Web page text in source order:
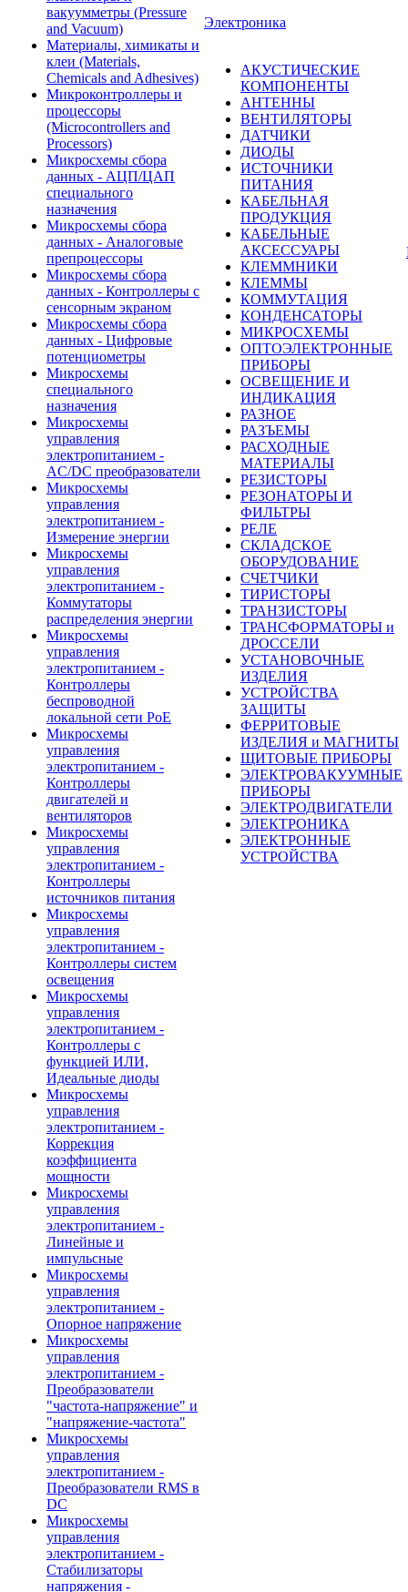
вакуумметры (Pressure
and Vacuum)
Материалы, химикаты и
клеи (Materials,
Chemicals and Adhesives)
Микроконтроллеры и
процессоры
(Microcontrollers and
Processors)
Микросхемы сбора
данных - АЦП/ЦАП
специального
назначения
Микросхемы сбора
данных - Аналоговые
препроцессоры
Микросхемы сбора
данных - Контроллеры с
сенсорным экраном
Микросхемы сбора
данных - Цифровые
потенциометры
Микросхемы
специального
назначения
Микросхемы
управления
электропитанием -
AC/DC преобразователи
Микросхемы
управления
электропитанием -
Измерение энергии
Микросхемы
управления
электропитанием -
Коммутаторы
распределения энергии
Микросхемы
управления
электропитанием -
Контроллеры
беспроводной
локальной сети PoE
Микросхемы
управления
электропитанием -
Контроллеры
двигателей и
вентиляторов
Микросхемы
управления
электропитанием -
Контроллеры
источников питания
Микросхемы
управления
электропитанием -
Контроллеры систем
освещения
Микросхемы
управления
электропитанием -
Контроллеры с
функцией ИЛИ,
Идеальные диоды
Микросхемы
управления
электропитанием -
Коррекция
коэффициента
мощности
Микросхемы
управления
электропитанием -
Линейные и
импульсные
Микросхемы
управления
электропитанием -
Опорное напряжение
Микросхемы
управления
электропитанием -
Преобразователи
"частота-напряжение" и
"напряжение-частота"
Микросхемы
управления
электропитанием -
Преобразователи RMS в
DC
Микросхемы
управления
электропитанием -
Стабилизаторы
напряжения -
Электроника
АКУСТИЧЕСКИЕ
КОМПОНЕНТЫ
АНТЕННЫ
ВЕНТИЛЯТОРЫ
ДАТЧИКИ
ДИОДЫ
ИСТОЧНИКИ
ПИТАНИЯ
КАБЕЛЬНАЯ
ПРОДУКЦИЯ
КАБЕЛЬНЫЕ
АКСЕССУАРЫ
КЛЕММНИКИ
КЛЕММЫ
КОММУТАЦИЯ
КОНДЕНСАТОРЫ
МИКРОСХЕМЫ
ОПТОЭЛЕКТРОННЫЕ
ПРИБОРЫ
ОСВЕЩЕНИЕ И
ИНДИКАЦИЯ
РАЗНОЕ
РАЗЪЕМЫ
РАСХОДНЫЕ
МАТЕРИАЛЫ
РЕЗИСТОРЫ
РЕЗОНАТОРЫ И
ФИЛЬТРЫ
РЕЛЕ
СКЛАДСКОЕ
ОБОРУДОВАНИЕ
СЧЕТЧИКИ
ТИРИСТОРЫ
ТРАНЗИСТОРЫ
ТРАНСФОРМАТОРЫ и
ДРОССЕЛИ
УСТАНОВОЧНЫЕ
ИЗДЕЛИЯ
УСТРОЙСТВА
ЗАЩИТЫ
ФЕРРИТОВЫЕ
ИЗДЕЛИЯ и МАГНИТЫ
ЩИТОВЫЕ ПРИБОРЫ
ЭЛЕКТРОВАКУУМНЫЕ
ПРИБОРЫ
ЭЛЕКТРОДВИГАТЕЛИ
ЭЛЕКТРОНИКА
ЭЛЕКТРОННЫЕ
УСТРОЙСТВА